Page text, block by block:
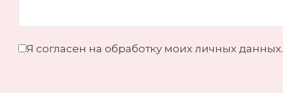
Я согласен на обработку моих личных данных.